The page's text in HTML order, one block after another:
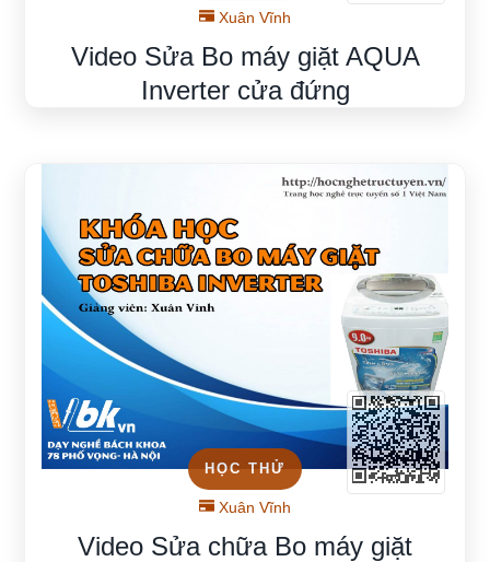
Xuân Vĩnh
Video Sửa Bo máy giặt AQUA
Inverter cửa đứng
HỌC THỬ
Xuân Vĩnh
Video Sửa chữa Bo máy giặt